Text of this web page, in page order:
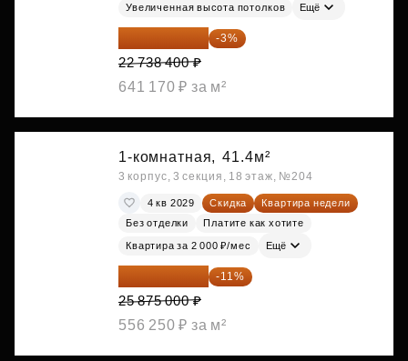
Увеличенная высота потолков Ещё
22 056 248 ₽ -3%
22 738 400 ₽
641 170 ₽ за м²
1-комнатная, 41.4м²
3 корпус, 3 секция, 18 этаж, №204
4 кв 2029 Скидка
Квартира недели
Без отделки
Платите как хотите
Квартира за 2 000 ₽/мес Ещё
23 028 750 ₽ -11%
25 875 000 ₽
556 250 ₽ за м²